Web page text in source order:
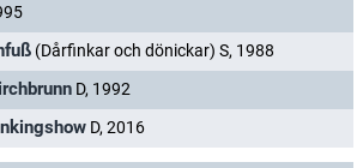
(Dårfinkar och dönickar) S, 1988
D, 1992
D, 2016